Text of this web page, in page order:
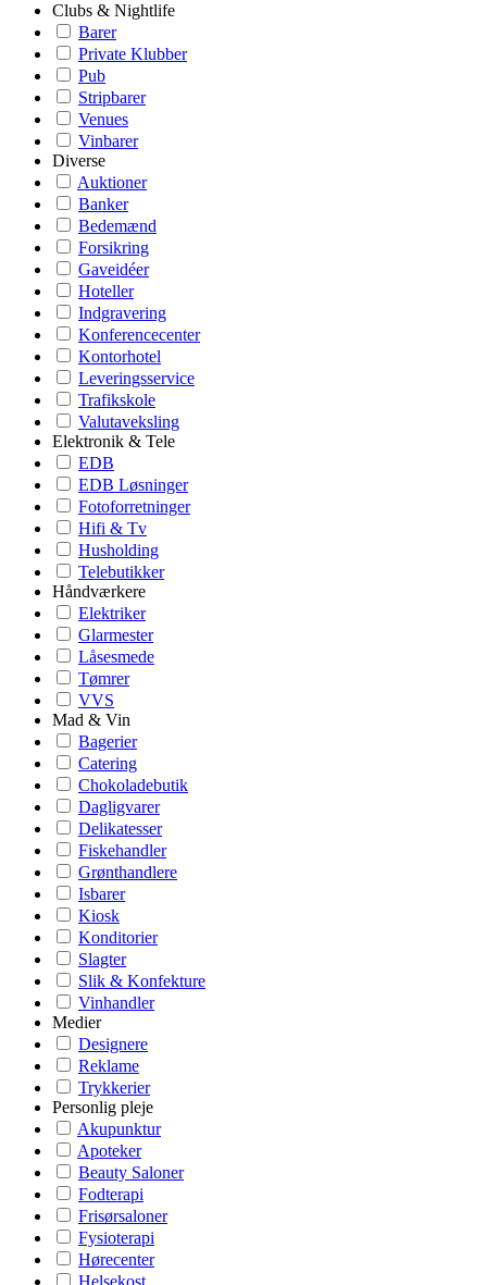
Clubs & Nightlife
Barer
Private Klubber
Pub
Stripbarer
Venues
Vinbarer
Diverse
Auktioner
Banker
Bedemænd
Forsikring
Gaveidéer
Hoteller
Indgravering
Konferencecenter
Kontorhotel
Leveringsservice
Trafikskole
Valutaveksling
Elektronik & Tele
EDB
EDB Løsninger
Fotoforretninger
Hifi & Tv
Husholding
Telebutikker
Håndværkere
Elektriker
Glarmester
Låsesmede
Tømrer
VVS
Mad & Vin
Bagerier
Catering
Chokoladebutik
Dagligvarer
Delikatesser
Fiskehandler
Grønthandlere
Isbarer
Kiosk
Konditorier
Slagter
Slik & Konfekture
Vinhandler
Medier
Designere
Reklame
Trykkerier
Personlig pleje
Akupunktur
Apoteker
Beauty Saloner
Fodterapi
Frisørsaloner
Fysioterapi
Hørecenter
Helsekost